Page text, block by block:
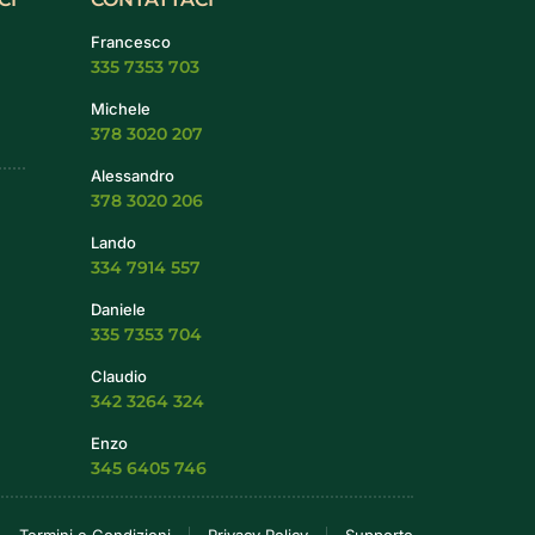
Francesco
335 7353 703
Michele
378 3020 207
Alessandro
378 3020 206
Lando
334 7914 557
Daniele
335 7353 704
Claudio
342 3264 324
Enzo
345 6405 746